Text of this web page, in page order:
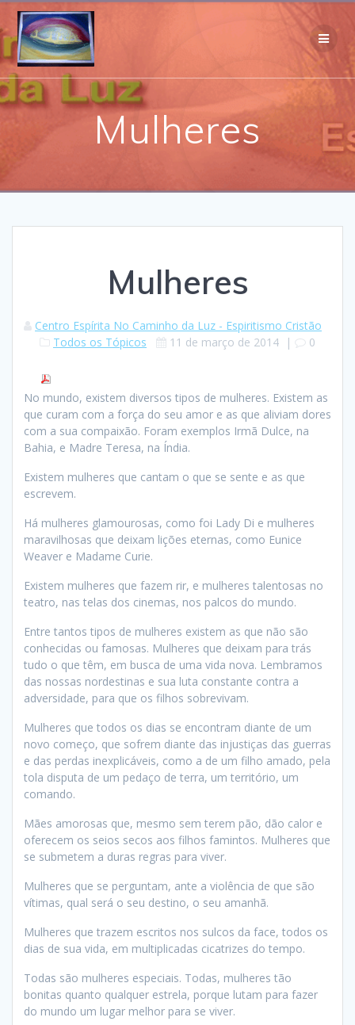
Skip
Mulheres
Mulheres
Centro Espírita No Caminho da Luz - Espiritismo Cristão
Todos os Tópicos
11 de março de 2014 | 0
No mundo, existem diversos tipos de mulheres. Existem as
que curam com a força do seu amor e as que aliviam dores
com a sua compaixão. Foram exemplos Irmã Dulce, na
Bahia, e Madre Teresa, na Índia.
Existem mulheres que cantam o que se sente e as que
escrevem.
Há mulheres glamourosas, como foi Lady Di e mulheres
maravilhosas que deixam lições eternas, como Eunice
Weaver e Madame Curie.
Existem mulheres que fazem rir, e mulheres talentosas no
teatro, nas telas dos cinemas, nos palcos do mundo.
Entre tantos tipos de mulheres existem as que não são
conhecidas ou famosas. Mulheres que deixam para trás
tudo o que têm, em busca de uma vida nova. Lembramos
das nossas nordestinas e sua luta constante contra a
adversidade, para que os filhos sobrevivam.
Mulheres que todos os dias se encontram diante de um
novo começo, que sofrem diante das injustiças das guerras
e das perdas inexplicáveis, como a de um filho amado, pela
tola disputa de um pedaço de terra, um território, um
comando.
Mães amorosas que, mesmo sem terem pão, dão calor e
oferecem os seios secos aos filhos famintos. Mulheres que
se submetem a duras regras para viver.
Mulheres que se perguntam, ante a violência de que são
vítimas, qual será o seu destino, o seu amanhã.
Mulheres que trazem escritos nos sulcos da face, todos os
dias de sua vida, em multiplicadas cicatrizes do tempo.
Todas são mulheres especiais. Todas, mulheres tão
bonitas quanto qualquer estrela, porque lutam para fazer
do mundo um lugar melhor para se viver.